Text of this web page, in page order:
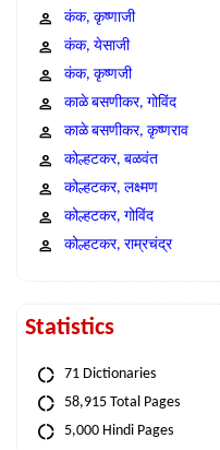
कंक, कृष्णाजी
कंक, येसाजी
कंक, कृष्णजी
काळे बसणीकर, गोविंद
काळे बसणीकर, कृष्णराव
कोल्हटकर, बळवंत
कोल्हटकर, लक्ष्मण
कोल्हटकर, गोविंद
कोल्हटकर, राम्रचंद्र
Statistics
71 Dictionaries
58,915 Total Pages
5,000 Hindi Pages